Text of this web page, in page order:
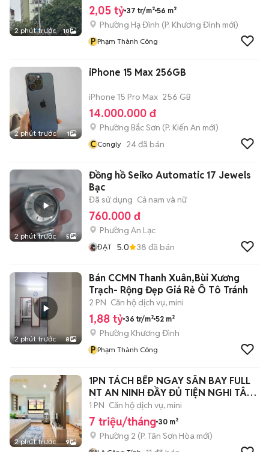
2 phút trước 10
2,05 tỷ 37 tr/m² 56 m²
Phường Hạ Đình (P. Khương Đình mới)
P Phạm Thành Công
2 phút trước 1
iPhone 15 Max 256GB
iPhone 15 Pro Max 256 GB
14.000.000 đ
Phường Bắc Sơn (P. Kiến An mới)
CCongly 24đã bán
2 phút trước 5
Đồng hồ Seiko Automatic 17 Jewels
Bạc
Đã sử dụng Cả nam và nữ
760.000 đ
Phường An Lạc
ĐẠT 5.0 38 đã bán
2 phút trước 8
Bán CCMN Thanh Xuân,Bùi Xương
Trạch- Rộng Đẹp Giá Rẻ Ô Tô Tránh
2 PN Căn hộ dịch vụ, mini
1,88 tỷ 36 tr/m² 52 m²
Phường Khương Đình
P Phạm Thành Công
2 phút trước 9
1PN TÁCH BẾP NGAY SÂN BAY FULL
NT AN NINH ĐẦY ĐỦ TIỆN NGHI TÂN
BÌNH
1 PN Căn hộ dịch vụ, mini
7 triệu/tháng 30 m²
Phường 2 (P. Tân Sơn Hòa mới)